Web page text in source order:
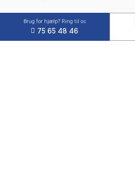
Brug for hjælp? Ring til os
75 65 48 46